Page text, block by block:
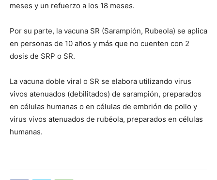
meses y un refuerzo a los 18 meses.
Por su parte, la vacuna SR (Sarampión, Rubeola) se aplica
en personas de 10 años y más que no cuenten con 2
dosis de SRP o SR.
La vacuna doble viral o SR se elabora utilizando virus
vivos atenuados (debilitados) de sarampión, preparados
en células humanas o en células de embrión de pollo y
virus vivos atenuados de rubéola, preparados en células
humanas.